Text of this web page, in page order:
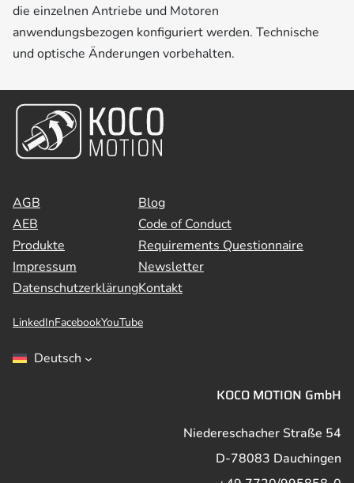
die einzelnen Antriebe und Motoren
anwendungsbezogen konfiguriert werden. Technische
und optische Änderungen vorbehalten.
AGB
AEB
Produkte
Impressum
Datenschutzerklärung
Blog
Code of Conduct
Requirements Questionnaire
Newsletter
Kontakt
LinkedInFacebookYouTube
Deutsch
KOCO MOTION GmbH
Niedereschacher Straße 54
D-78083 Dauchingen